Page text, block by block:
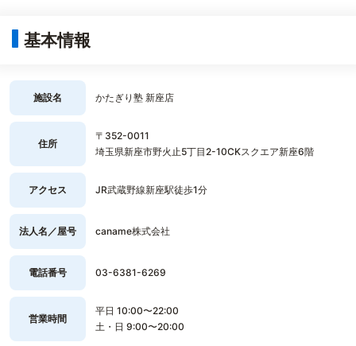
基本情報
施設名 かたぎり塾 新座店
住所
〒352-0011
埼玉県新座市野火止5丁目2-10CKスクエア新座6階
アクセス JR武蔵野線新座駅徒歩1分
法人名／屋号 caname株式会社
電話番号 03-6381-6269
営業時間
平日 10:00〜22:00
土・日 9:00〜20:00